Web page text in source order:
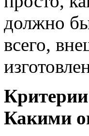
должно
всего,
Какими